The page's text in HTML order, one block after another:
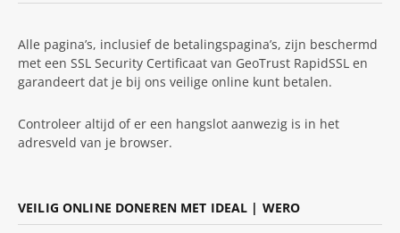
Alle pagina’s, inclusief de betalingspagina’s, zijn beschermd
met een SSL Security Certificaat van GeoTrust RapidSSL en
garandeert dat je bij ons veilige online kunt betalen.
Controleer altijd of er een hangslot aanwezig is in het
adresveld van je browser.
VEILIG ONLINE DONEREN MET IDEAL | WERO